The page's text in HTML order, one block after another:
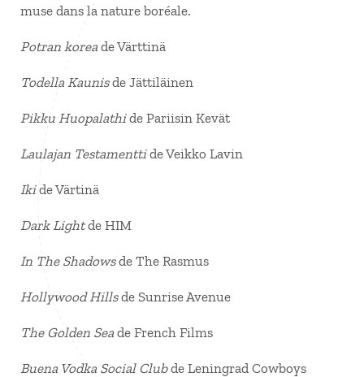
muse dans la nature boréale.
Potran korea de Värttinä
Todella Kaunisde Jättiläinen
Pikku Huopalathide Pariisin Kevät
Laulajan Testamenttide Veikko Lavin
Ikide Värtinä
Dark Lightde HIM
In The Shadowsde The Rasmus
Hollywood Hillsde Sunrise Avenue
The Golden Sea de French Films
Buena Vodka Social Clubde Leningrad Cowboys